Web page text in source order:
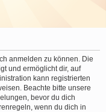
anmelden zu können. Die
und ermöglicht dir, auf
kann registrierten
Beachte bitte unsere
bevor du dich
wenn du dich in